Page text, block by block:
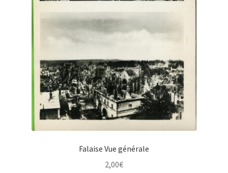
Falaise Vue générale
2,00€